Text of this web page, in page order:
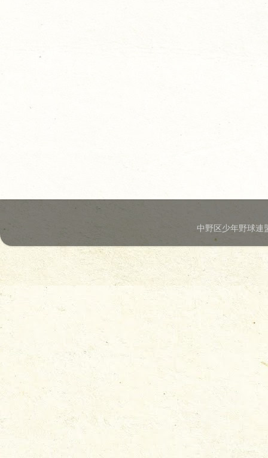
中野区少年野球連